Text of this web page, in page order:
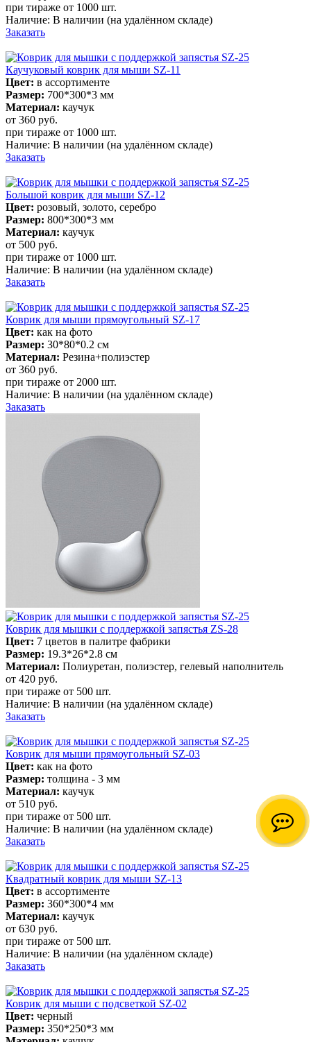
при тираже от 1000 шт.
Наличие: В наличии (на удалённом складе)
Заказать
Каучуковый коврик для мыши SZ-11
Цвет: в ассортименте
Размер: 700*300*3 мм
Материал: каучук
от 360 руб.
при тираже от 1000 шт.
Наличие: В наличии (на удалённом складе)
Заказать
Большой коврик для мыши SZ-12
Цвет: розовый, золото, серебро
Размер: 800*300*3 мм
Материал: каучук
от 500 руб.
при тираже от 1000 шт.
Наличие: В наличии (на удалённом складе)
Заказать
Коврик для мыши прямоугольный SZ-17
Цвет: как на фото
Размер: 30*80*0.2 см
Материал: Резина+полиэстер
от 360 руб.
при тираже от 2000 шт.
Наличие: В наличии (на удалённом складе)
Заказать
Коврик для мышки с поддержкой запястья ZS-28
Цвет: 7 цветов в палитре фабрики
Размер: 19.3*26*2.8 см
Материал: Полиуретан, полиэстер, гелевый наполнитель
от 420 руб.
при тираже от 500 шт.
Наличие: В наличии (на удалённом складе)
Заказать
Коврик для мыши прямоугольный SZ-03
Цвет: как на фото
Размер: толщина - 3 мм
Материал: каучук
от 510 руб.
при тираже от 500 шт.
Наличие: В наличии (на удалённом складе)
Заказать
Квадратный коврик для мыши SZ-13
Цвет: в ассортименте
Размер: 360*300*4 мм
Материал: каучук
от 630 руб.
при тираже от 500 шт.
Наличие: В наличии (на удалённом складе)
Заказать
Коврик для мыши с подсветкой SZ-02
Цвет: черный
Размер: 350*250*3 мм